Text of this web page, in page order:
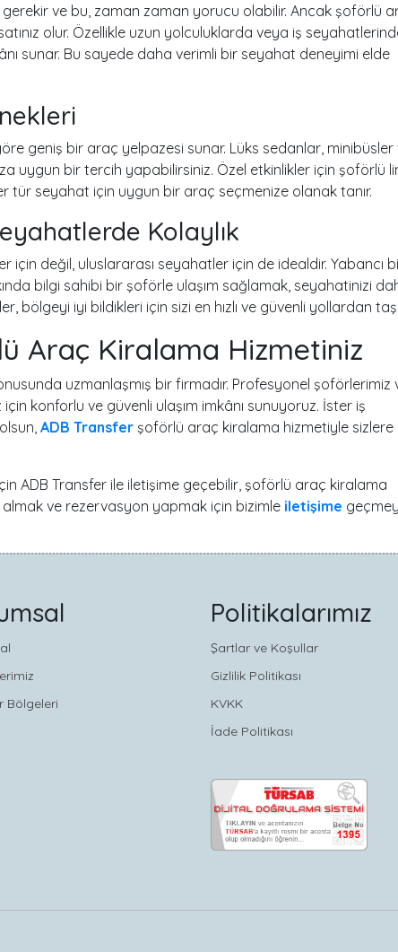
gerekir ve bu, zaman zaman yorucu olabilir. Ancak şoförlü
olur. Özellikle uzun yolculuklarda veya iş
sunar. Bu sayede daha verimli bir seyahat deneyimi elde
geniş bir araç yelpazesi sunar. Lüks sedanlar, minibüsler
uygun bir tercih yapabilirsiniz. Özel etkinlikler için şoförlü
tür seyahat için uygun bir araç seçmenize olanak tanır.
Kolaylık
değil, uluslararası seyahatler için de idealdir. Yabancı
bilgi sahibi bir şoförle ulaşım sağlamak, seyahatinizi
bölgeyi iyi bildikleri için sizi en hızlı ve güvenli yollardan
Araç Kiralama Hizmetiniz
uzmanlaşmış bir firmadır. Profesyonel şoförlerimiz
konforlu ve güvenli ulaşım imkânı sunuyoruz. İster iş
ADB Transfer şoförlü araç kiralama hizmetiyle sizlere
ADB Transfer ile iletişime geçebilir, şoförlü araç kiralama
almak ve rezervasyon yapmak için bizimle iletişime
Bölgeleri
Politikalarımız
Şartlar ve Koşullar
Gizlilik Politikası
KVKK
İade Politikası